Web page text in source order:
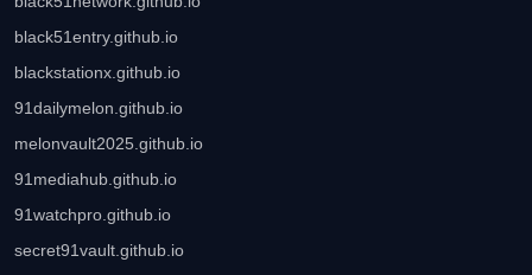
black51entry.github.io
blackstationx.github.io
91dailymelon.github.io
melonvault2025.github.io
91mediahub.github.io
91watchpro.github.io
secret91vault.github.io